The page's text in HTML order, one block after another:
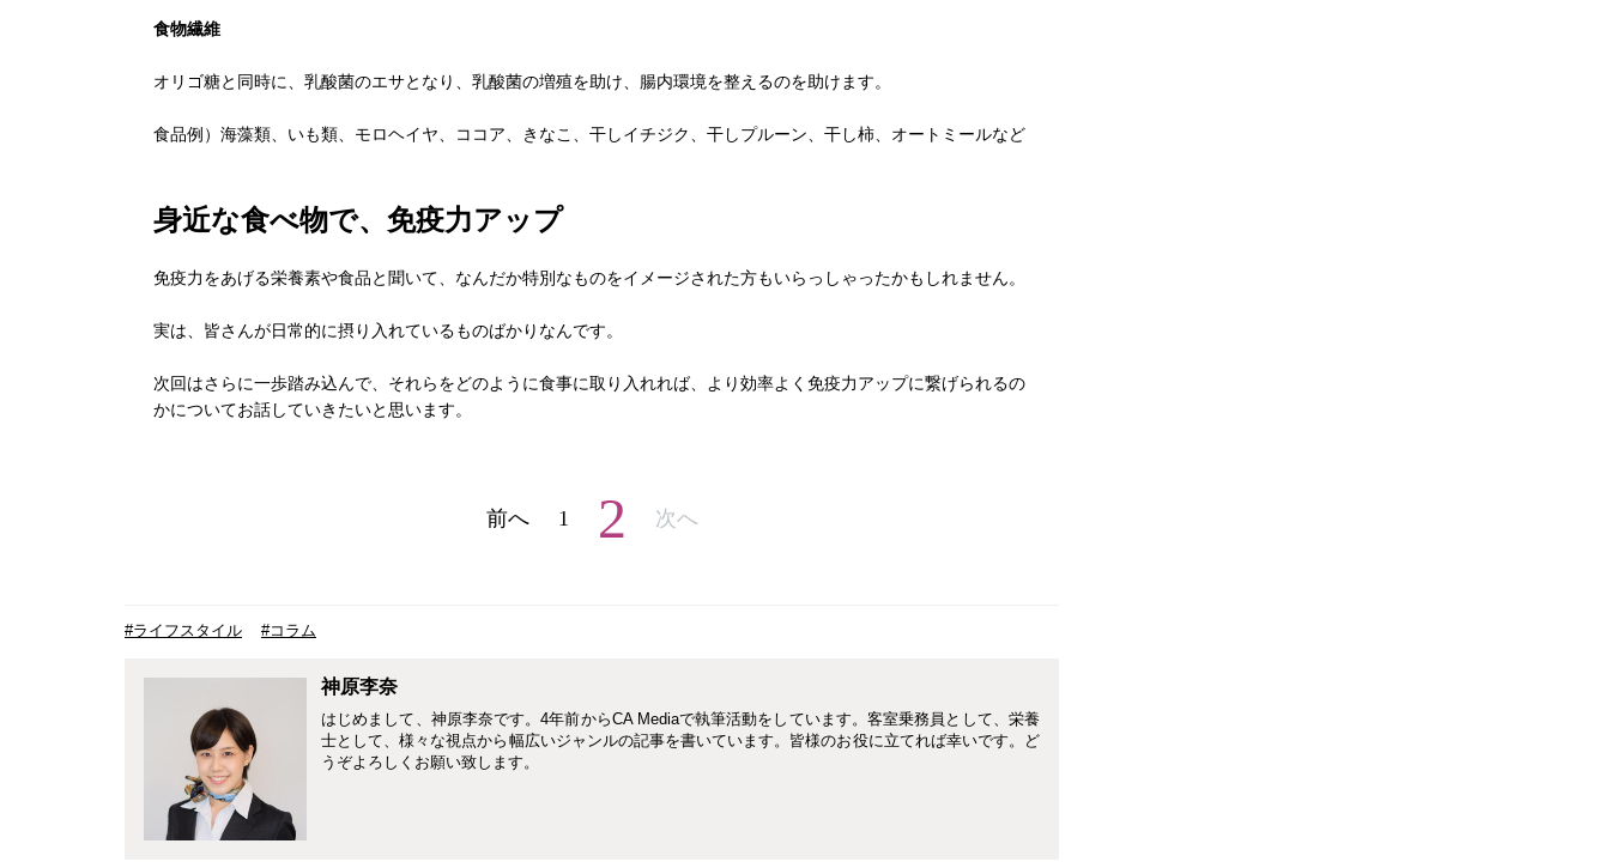
食物繊維
オリゴ糖と同時に、乳酸菌のエサとなり、乳酸菌の増殖を助け、腸内環境を整えるのを助けます。
食品例）海藻類、いも類、モロヘイヤ、ココア、きなこ、干しイチジク、干しプルーン、干し柿、オートミールなど
身近な食べ物で、免疫力アップ
免疫力をあげる栄養素や食品と聞いて、なんだか特別なものをイメージされた方もいらっしゃったかもしれません。
実は、皆さんが日常的に摂り入れているものばかりなんです。
次回はさらに一歩踏み込んで、それらをどのように食事に取り入れれば、より効率よく免疫力アップに繋げられるの
かについてお話していきたいと思います。
前へ 1 2 次へ
#ライフスタイル #コラム
神原李奈
はじめまして、神原李奈です。4年前からCA Mediaで執筆活動をしています。客室乗務員として、栄養
士として、様々な視点から幅広いジャンルの記事を書いています。皆様のお役に立てれば幸いです。ど
うぞよろしくお願い致します。